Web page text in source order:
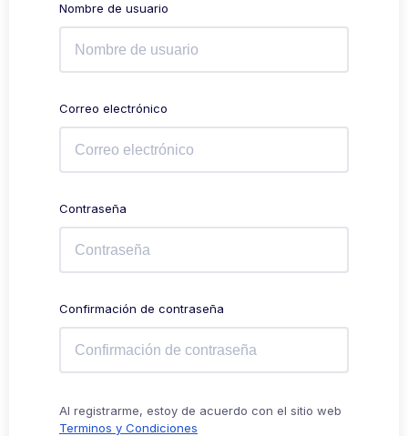
Nombre de usuario
Correo electrónico
Contraseña
Confirmación de contraseña
Al registrarme, estoy de acuerdo con el sitio web
Terminos y Condiciones